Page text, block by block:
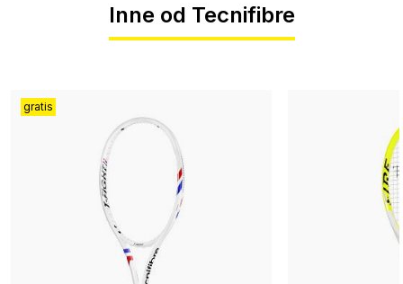
Inne od Tecnifibre
gratis